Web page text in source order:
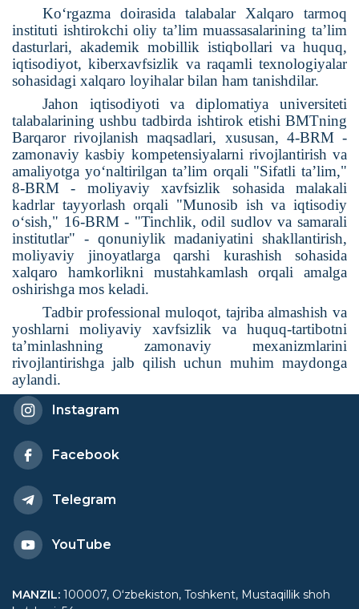
Ko‘rgazma doirasida talabalar Xalqaro tarmoq
instituti ishtirokchi oliy ta’lim muassasalarining ta’lim
dasturlari, akademik mobillik istiqbollari va huquq,
iqtisodiyot, kiberxavfsizlik va raqamli texnologiyalar
sohasidagi xalqaro loyihalar bilan ham tanishdilar.
Jahon iqtisodiyoti va diplomatiya universiteti
talabalarining ushbu tadbirda ishtirok etishi BMTning
Barqaror rivojlanish maqsadlari, xususan, 4-BRM -
zamonaviy kasbiy kompetensiyalarni rivojlantirish va
amaliyotga yo‘naltirilgan ta’lim orqali "Sifatli ta’lim,"
8-BRM - moliyaviy xavfsizlik sohasida malakali
kadrlar tayyorlash orqali "Munosib ish va iqtisodiy
o‘sish," 16-BRM - "Tinchlik, odil sudlov va samarali
institutlar" - qonuniylik madaniyatini shakllantirish,
moliyaviy jinoyatlarga qarshi kurashish sohasida
xalqaro hamkorlikni mustahkamlash orqali amalga
oshirishga mos keladi.
Tadbir professional muloqot, tajriba almashish va
yoshlarni moliyaviy xavfsizlik va huquq-tartibotni
ta’minlashning zamonaviy mexanizmlarini
rivojlantirishga jalb qilish uchun muhim maydonga
aylandi.
Instagram
Facebook
Telegram
YouTube
MANZIL: 100007, Oʻzbekiston, Toshkent, Mustaqillik shoh